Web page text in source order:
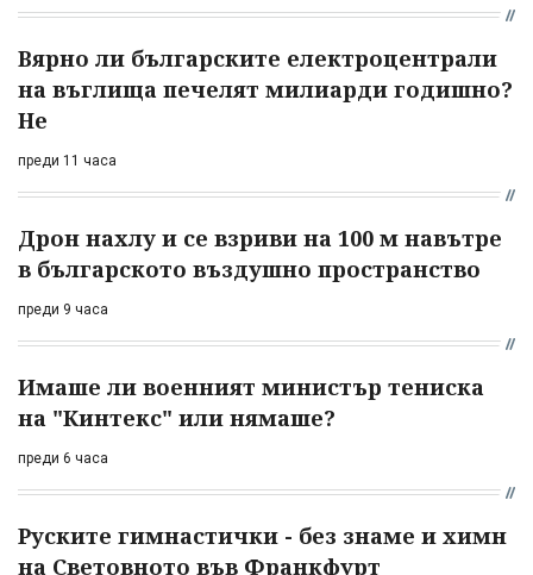
Вярно ли българските електроцентрали
на въглища печелят милиарди годишно?
Не
преди 11 часа
Дрон нахлу и се взриви на 100 м навътре
в българското въздушно пространство
преди 9 часа
Имаше ли военният министър тениска
на "Кинтекс" или нямаше?
преди 6 часа
Руските гимнастички - без знаме и химн
на Световното във Франкфурт